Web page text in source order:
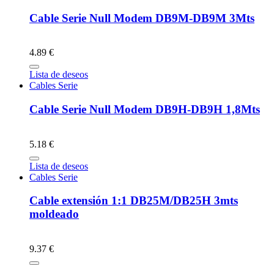
Cable Serie Null Modem DB9M-DB9M 3Mts
4.89 €
Lista de deseos
Cables Serie
Cable Serie Null Modem DB9H-DB9H 1,8Mts
5.18 €
Lista de deseos
Cables Serie
Cable extensión 1:1 DB25M/DB25H 3mts
moldeado
9.37 €